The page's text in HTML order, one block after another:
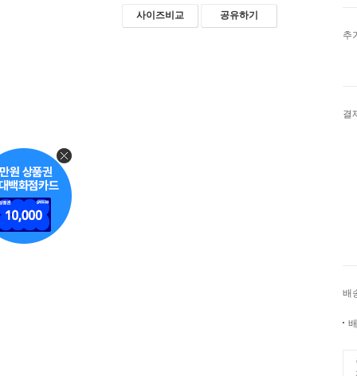
사이즈비교 공유하기
추
결
배